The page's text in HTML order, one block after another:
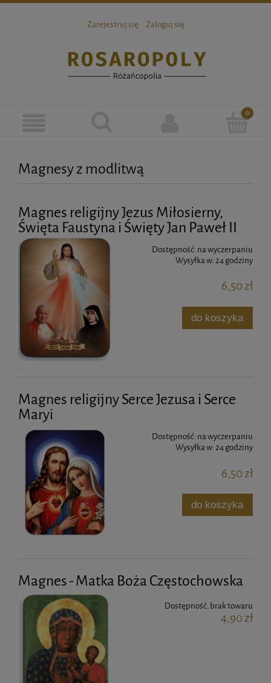
Zarejestruj się Zaloguj się
Magnesy z modlitwą
Magnes religijny Jezus Miłosierny,
Święta Faustyna i Święty Jan Paweł II
Dostępność: na wyczerpaniu
Wysyłka w:24 godziny
6,50 zł
do koszyka
Magnes religijny Serce Jezusa i Serce
Maryi
Dostępność: na wyczerpaniu
Wysyłka w:24 godziny
6,50 zł
do koszyka
Magnes - Matka Boża Częstochowska
Dostępność: brak towaru
4,90 zł